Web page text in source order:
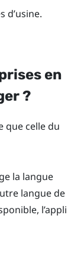
d’usine.
en
?
que celle du
la langue
langue de
l’appli